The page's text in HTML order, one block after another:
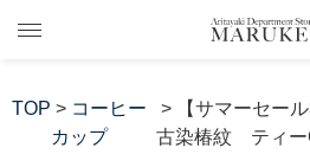
TOP > コーヒー
カップ
> 【サマーセー
古染椿紋 ティー